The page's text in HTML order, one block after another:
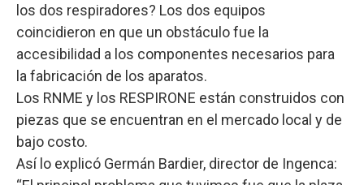
los dos respiradores? Los dos equipos
coincidieron en que un obstáculo fue la
accesibilidad a los componentes necesarios para
la fabricación de los aparatos.
Los RNME y los RESPIRONE están construidos con
piezas que se encuentran en el mercado local y de
bajo costo.
Así lo explicó Germán Bardier, director de Ingenca: